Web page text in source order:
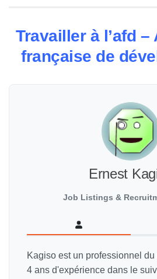
Travailler à l’afd –
française de
Ernest
Job Listings &
Kagiso est un professionnel
4 ans d'expérience dans le